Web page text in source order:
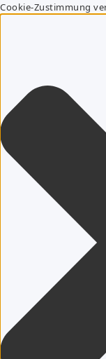
Cookie-Zustimmung